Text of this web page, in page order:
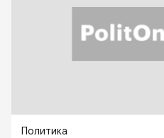
Политика